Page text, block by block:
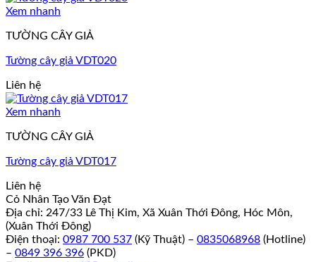
Xem nhanh
TƯỜNG CÂY GIẢ
Tường cây giả VDT020
Liên hệ
Xem nhanh
TƯỜNG CÂY GIẢ
Tường cây giả VDT017
Liên hệ
Cỏ Nhân Tạo Văn Đạt
Địa chỉ: 247/33 Lê Thị Kim, Xã Xuân Thới Đông, Hóc Môn,
(Xuân Thới Đông)
Điện thoại: 0987 700 537 (Kỹ Thuật) – 0835068968 (Hotline)
– 0849 396 396 (PKD)